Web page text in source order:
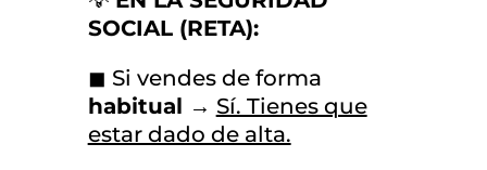
SOCIAL (RETA):
◼ Si vendes de forma
habitual → Sí. Tienes que
estar dado de alta.